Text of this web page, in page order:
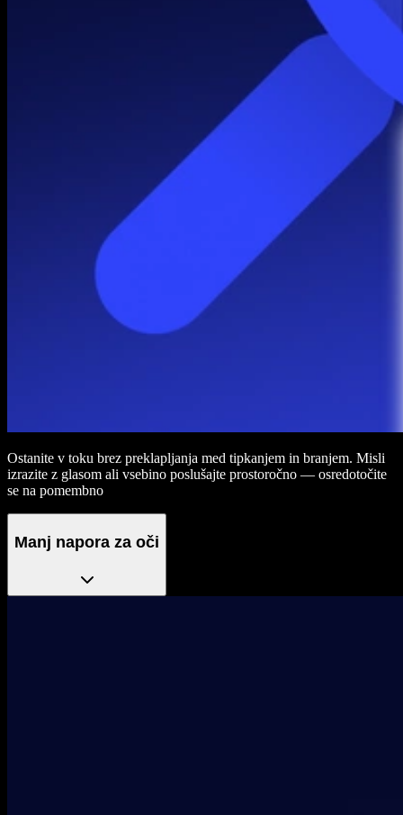
Ostanite v toku brez preklapljanja med tipkanjem in branjem. Misli
izrazite z glasom ali vsebino poslušajte prostoročno — osredotočite
se na pomembno
Manj napora za oči